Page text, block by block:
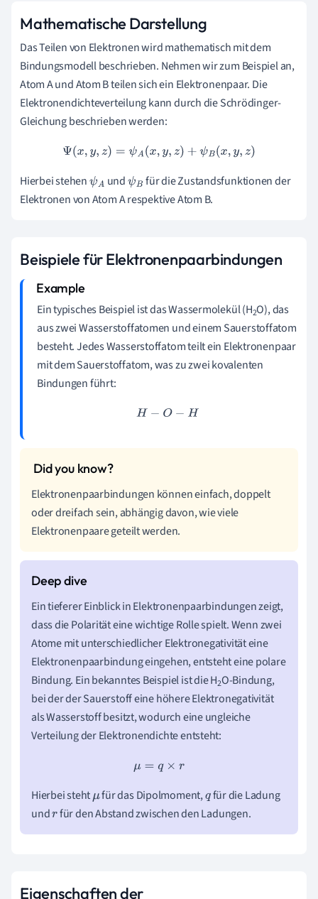
Mathematische Darstellung
Das Teilen von Elektronen wird mathematisch mit dem
Bindungsmodell beschrieben. Nehmen wir zum Beispiel an,
Atom A und Atom B teilen sich ein Elektronenpaar. Die
Elektronendichteverteilung kann durch die Schrödinger-
Gleichung beschrieben werden:
Ψ(x y,z )=ψA(x,y,z)+ψB(x,y,z)
Hierbei stehenψA undψB für die Zustandsfunktionen der
Elektronen von Atom A respektive Atom B.
Beispiele für Elektronenpaarbindungen
Ein typisches Beispiel ist das Wassermolekül (H2O), das
aus zwei Wasserstoffatomen und einem Sauerstoffatom
besteht. Jedes Wasserstoffatom teilt ein Elektronenpaar
mit dem Sauerstoffatom, was zu zwei kovalenten
Bindungen führt:
H−O−H
Elektronenpaarbindungen können einfach, doppelt
oder dreifach sein, abhängig davon, wie viele
Elektronenpaare geteilt werden.
Ein tieferer Einblick in Elektronenpaarbindungen zeigt,
dass die Polarität eine wichtige Rolle spielt. Wenn zwei
Atome mit unterschiedlicher Elektronegativität eine
Elektronenpaarbindung eingehen, entsteht eine polare
Bindung. Ein bekanntes Beispiel ist die H2O-Bindung,
bei der der Sauerstoff eine höhere Elektronegativität
als Wasserstoff besitzt, wodurch eine ungleiche
Verteilung der Elektronendichte entsteht:
μ= q×r
Hierbei stehtμfür das Dipolmoment,qfür die Ladung
undr für den Abstand zwischen den Ladungen.
Eigenschaften der